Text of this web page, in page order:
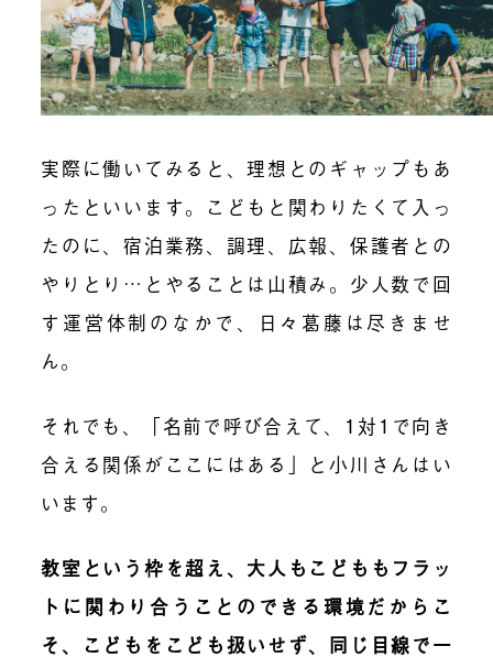
実際に働いてみると、理想とのギャップもあ
ったといいます。こどもと関わりたくて入っ
たのに、宿泊業務、調理、広報、保護者との
やりとり…とやることは山積み。少人数で回
す運営体制のなかで、日々葛藤は尽きませ
ん。
それでも、「名前で呼び合えて、1対1で向き
合える関係がここにはある」と小川さんはい
います。
教室という枠を超え、大人もこどももフラッ
トに関わり合うことのできる環境だからこ
そ、こどもをこども扱いせず、同じ目線で一